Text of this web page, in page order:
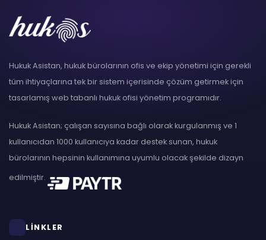
Hukuk Asistan, hukuk bürolarının ofis ve ekip yönetimi için gerekli
tüm ihtiyaçlarına tek bir sistem içerisinde çözüm getirmek için
tasarlamış web tabanlı hukuk ofisi yönetim programıdır.
Hukuk Asistan; çalışan sayısına bağlı olarak kurgulanmış ve 1
kullanıcıdan 1000 kullanıcıya kadar destek sunan, hukuk
bürolarının hepsinin kullanımına uyumlu olacak şekilde dizayn
edilmiştir.
LİNKLER